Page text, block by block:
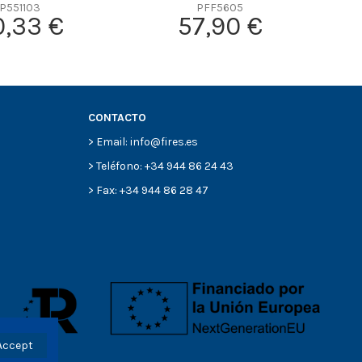
P551103
€
PFF5605
57,90 €
CONTACTO
> Email: info@fires.es
> Teléfono: +34 944 86 24 43
> Fax: +34 944 86 28 47